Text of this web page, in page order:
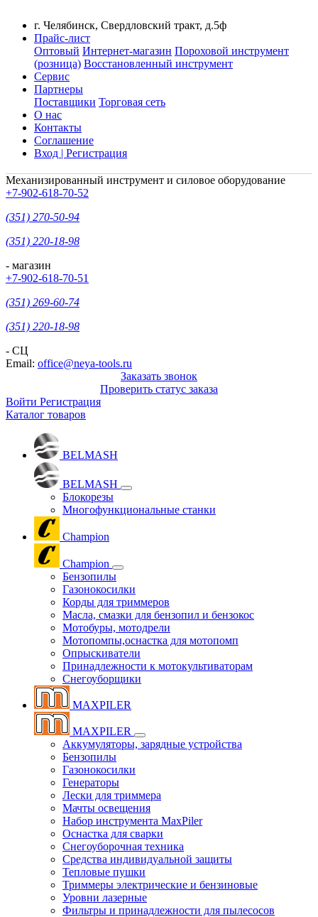
г. Челябинск, Свердловский тракт, д.5ф
Прайс-лист
Оптовый Интернет-магазин Пороховой инструмент
(розница) Восстановленный инструмент
Сервис
Партнеры
Поставщики Торговая сеть
О нас
Контакты
Соглашение
Вход | Регистрация
Механизированный инструмент и силовое оборудование
+7-902-618-70-52
(351) 270-50-94
(351) 220-18-98
- магазин
+7-902-618-70-51
(351) 269-60-74
(351) 220-18-98
- СЦ
Email: office@neya-tools.ru
Заказать звонок
Проверить статус заказа
Войти Регистрация
Каталог товаров
BELMASH
BELMASH
Блокорезы
Многофункциональные станки
Champion
Champion
Бензопилы
Газонокосилки
Корды для триммеров
Масла, смазки для бензопил и бензокос
Мотобуры, мотодрели
Мотопомпы,оснастка для мотопомп
Опрыскиватели
Принадлежности к мотокультиваторам
Снегоуборщики
MAXPILER
MAXPILER
Аккумуляторы, зарядные устройства
Бензопилы
Газонокосилки
Генераторы
Лески для триммера
Мачты освещения
Набор инструмента MaxPiler
Оснастка для сварки
Снегоуборочная техника
Средства индивидуальной защиты
Тепловые пушки
Триммеры электрические и бензиновые
Уровни лазерные
Фильтры и принадлежности для пылесосов